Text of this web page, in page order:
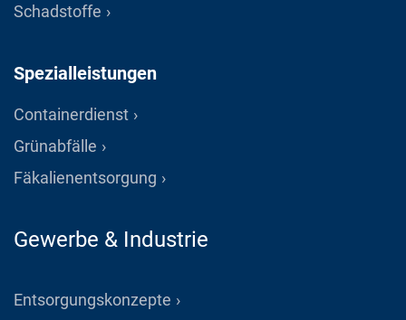
Schadstoffe
Spezialleistungen
Containerdienst
Grünabfälle
Fäkalienentsorgung
Gewerbe & Industrie
Entsorgungskonzepte